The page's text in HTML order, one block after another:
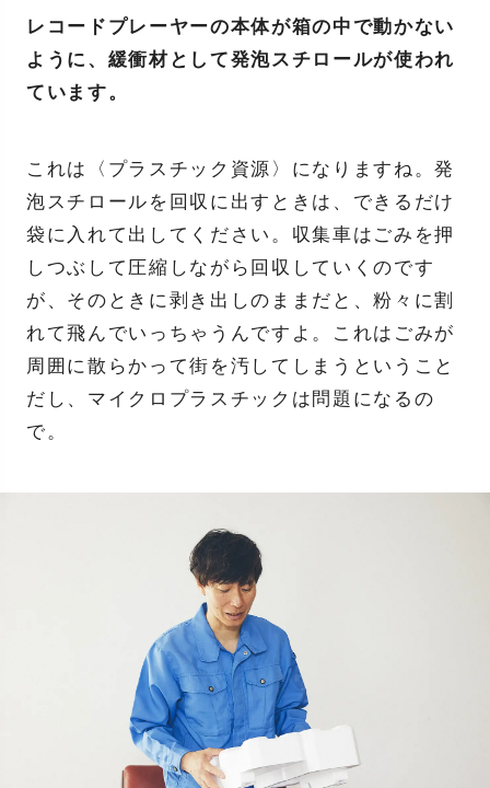
レコードプレーヤーの本体が箱の中で動かない
ように、緩衝材として発泡スチロールが使われ
ています。
これは〈プラスチック資源〉になりますね。発
泡スチロールを回収に出すときは、できるだけ
袋に入れて出してください。収集車はごみを押
しつぶして圧縮しながら回収していくのです
が、そのときに剥き出しのままだと、粉々に割
れて飛んでいっちゃうんですよ。これはごみが
周囲に散らかって街を汚してしまうということ
だし、マイクロプラスチックは問題になるの
で。